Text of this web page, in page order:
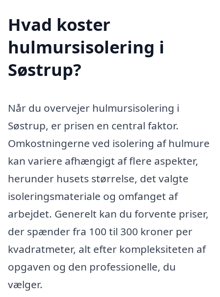
Hvad koster
hulmursisolering i
Søstrup?
Når du overvejer hulmursisolering i
Søstrup, er prisen en central faktor.
Omkostningerne ved isolering af hulmure
kan variere afhængigt af flere aspekter,
herunder husets størrelse, det valgte
isoleringsmateriale og omfanget af
arbejdet. Generelt kan du forvente priser,
der spænder fra 100 til 300 kroner per
kvadratmeter, alt efter kompleksiteten af
opgaven og den professionelle, du
vælger.